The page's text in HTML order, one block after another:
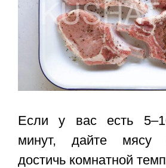
Если у вас есть
минут, дайте мясу
достичь комнатной